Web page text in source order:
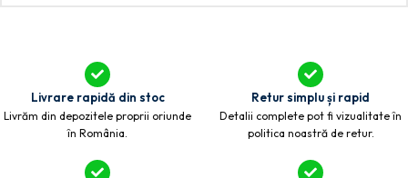
Livrare rapidă din stoc
Livrăm din depozitele proprii oriunde
în România.
Retur simplu și rapid
Detalii complete pot fi vizualitate în
politica noastră de retur.